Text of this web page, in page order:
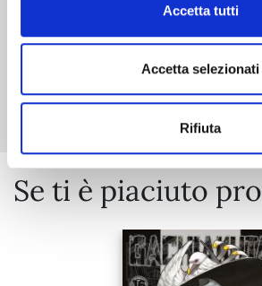
Accetta tutti
Accetta selezionati
Rifiuta
Mostra tutto
Se ti è piaciuto